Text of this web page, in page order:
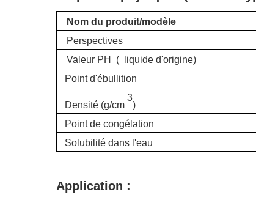
Nom du produit/modèle
Perspectives
Valeur PH
( liquide d'origine)
Point d'ébullition
Densité (g/cm
3
)
Point de congélation
Solubilité dans l'eau
Application :